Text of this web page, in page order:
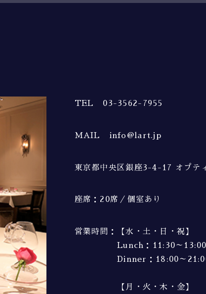
TEL 03-3562-7955
MAIL info@lart.jp
東京都中央区銀座3-4-17 オプテ
座席 ： 20席／個室あり
営業時間 ：
【水・土・日・祝】
Lunch：11:30～
Dinner：18:00～
【月・火・木・金】